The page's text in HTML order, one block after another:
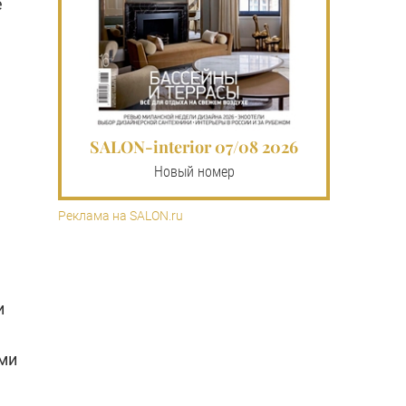
SALON-interior 07/08 2026
Новый номер
Реклама на SALON.ru